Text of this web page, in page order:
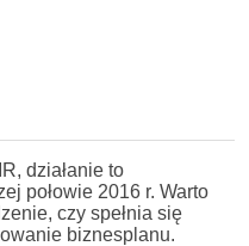
działanie to
połowie 2016 r. Warto
czy spełnia się
biznesplanu.